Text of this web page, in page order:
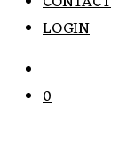
LOGIN
0